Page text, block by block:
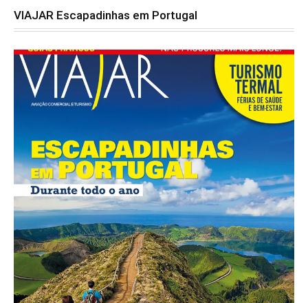
VIAJAR Escapadinhas em Portugal